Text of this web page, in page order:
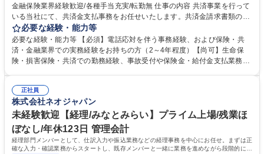
金融保険業界経験歓迎/各種手当充実/転勤無 仕事の内容 共済事業を行って
いる当社にて、共済金支払事務をお任せいたします。共済金請求書類の受
付・内容確認・審査・データ入力のほか、加入者様や医療機関等からの問
い合わせ電話対応や書類発送等を担当します。 ■共済金請求書類の受付、
内容確認、および共済金支払に関する審査・事務処理業務全般を担当 ■専
用システムへのデータ入力、各種必要書類の作成・発送作業 ■加入者様や
指定する業務 募集職種 横浜市【共済金支払事務】金融保険業界経験歓迎/
各種手当充実/転勤無
必要な経験・能力等
必要な経験・能力等 【必須】電話応対を伴う事務経験、および保険・共
済・金融業界での実務経験をお持ちの方（2～4年程度）【尚可】生命保
険・損害保険・共済での勤務経験、事故受付や保険金・給付金支払業務経
務へのキャリアチェンジ希望者も大歓迎です！ 学歴・資格 学歴：大学院
大学 高専 短大 専修学校 高校 語学力： 資格：
正社員
株式会社ネオジャパン
未経験歓迎【経理/みなとみらい】プライム上場/残業ほ
ぼなし/年休123日 管理会計
経理部門メンバーとして、仕訳入力や振込業務などの経理事務を中心にお任せ。まずは正
確な入力・確認業務からスタートし、既存メンバーと一緒に業務を進めながら段階的に経